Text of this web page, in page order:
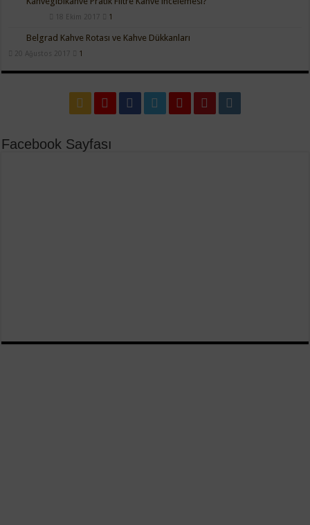
18 Ekim 2017 1
Belgrad Kahve Rotası ve Kahve Dükkanları
20 Ağustos 2017 1
Facebook Sayfası